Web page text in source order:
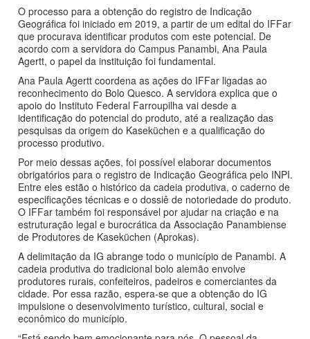
O processo para a obtenção do registro de Indicação
Geográfica foi iniciado em 2019, a partir de um edital do IFFar
que procurava identificar produtos com este potencial. De
acordo com a servidora do Campus Panambi, Ana Paula
Agertt, o papel da instituição foi fundamental.
Ana Paula Agertt coordena as ações do IFFar ligadas ao
reconhecimento do Bolo Quesco. A servidora explica que o
apoio do Instituto Federal Farroupilha vai desde a
identificação do potencial do produto, até a realização das
pesquisas da origem do Kaseküchen e a qualificação do
processo produtivo.
Por meio dessas ações, foi possível elaborar documentos
obrigatórios para o registro de Indicação Geográfica pelo INPI.
Entre eles estão o histórico da cadeia produtiva, o caderno de
especificações técnicas e o dossiê de notoriedade do produto.
O IFFar também foi responsável por ajudar na criação e na
estruturação legal e burocrática da Associação Panambiense
de Produtores de Kaseküchen (Aprokas).
A delimitação da IG abrange todo o município de Panambi. A
cadeia produtiva do tradicional bolo alemão envolve
produtores rurais, confeiteiros, padeiros e comerciantes da
cidade. Por essa razão, espera-se que a obtenção do IG
impulsione o desenvolvimento turístico, cultural, social e
econômico do município.